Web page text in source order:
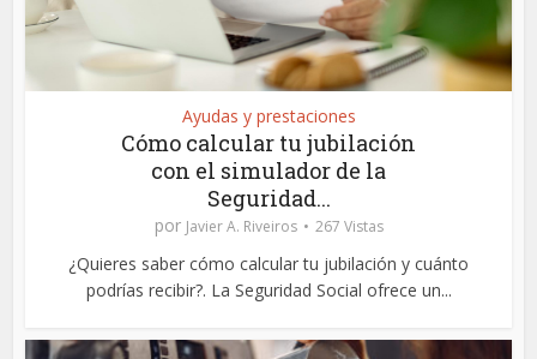
Ayudas y prestaciones
Cómo calcular tu jubilación
con el simulador de la
Seguridad...
por Javier A. Riveiros 267 Vistas
¿Quieres saber cómo calcular tu jubilación y cuánto
podrías recibir?. La Seguridad Social ofrece un...